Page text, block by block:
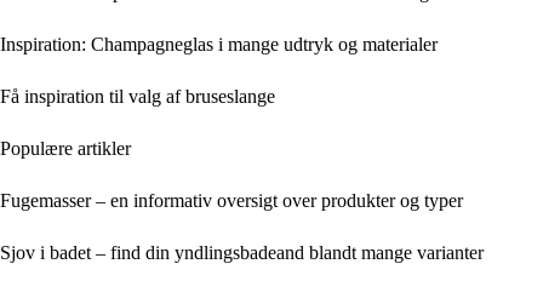
Inspiration: Champagneglas i mange udtryk og materialer
Få inspiration til valg af bruseslange
Populære artikler
Fugemasser – en informativ oversigt over produkter og typer
Sjov i badet – find din yndlingsbadeand blandt mange varianter